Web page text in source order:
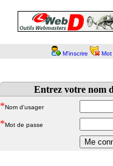
M'inscrire Mot
Entrez votre nom
*Nom d'usager
*Mot de passe